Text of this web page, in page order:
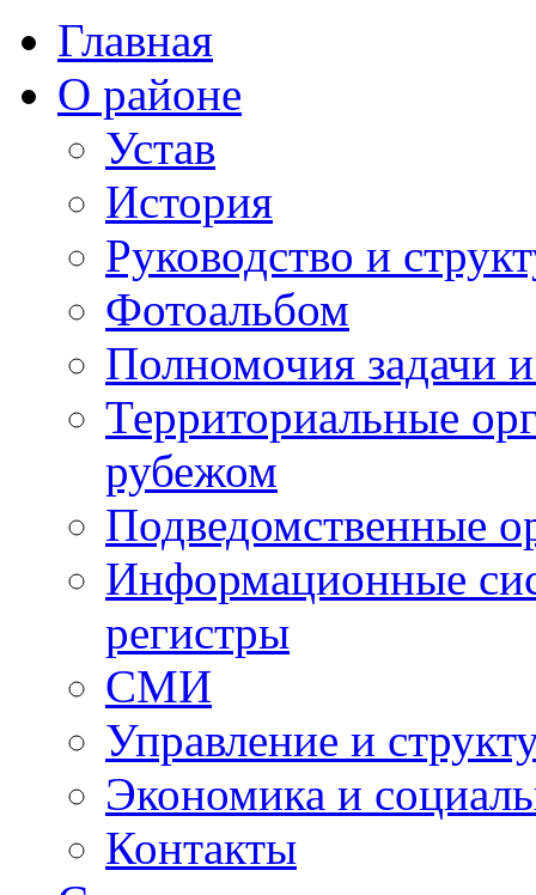
Главная
О районе
Устав
История
Руководство и
Фотоальбом
Полномочия задачи
Территориальные
рубежом
Подведомственные
Информационные
регистры
СМИ
Управление и
Экономика и
Контакты